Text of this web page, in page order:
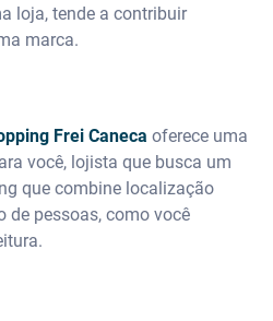
loja, tende a contribuir
marca.
Frei Caneca oferece uma
você, lojista que busca um
que combine localização
de pessoas, como você